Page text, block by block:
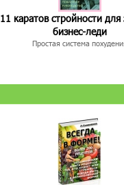
11 каратов стройности для
бизнес-леди
Простая система